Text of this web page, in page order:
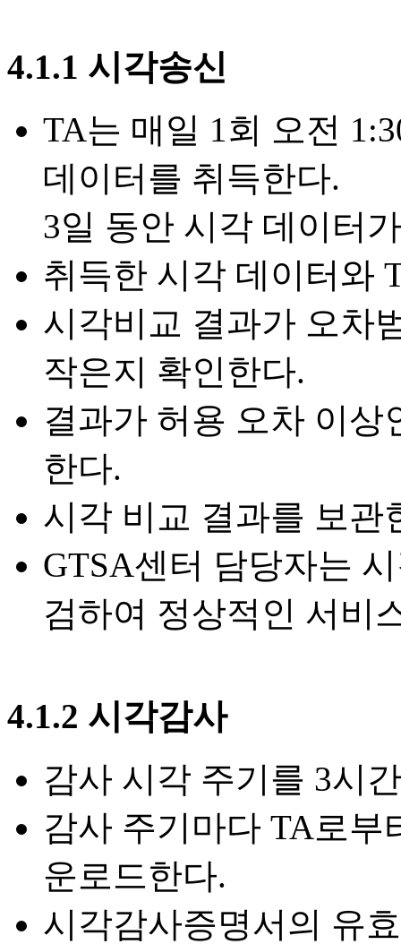
4.1.1 시각송신
TA는 매일 1회 오전
데이터를 취득한다.
3일 동안 시각 데이터
취득한 시각 데이터와
시각비교 결과가 오차
작은지 확인한다.
결과가 허용 오차 이
한다.
시각 비교 결과를 보관
GTSA센터 담당자는
검하여 정상적인 서비
4.1.2 시각감사
감사 시각 주기를 3시
감사 주기마다 TA로부
운로드한다.
시각감사증명서의 유